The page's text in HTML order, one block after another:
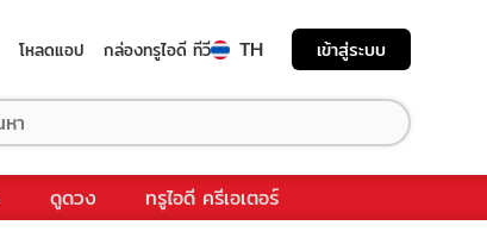
โหลดแอป กล่องทรูไอดี ทีวี TH เข้าสู่ระบบ
ดูดวง ทรูไอดี ครีเอเตอร์